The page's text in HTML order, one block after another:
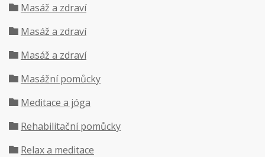
Masáž a zdraví
Masáž a zdraví
Masáž a zdraví
Masážní pomůcky
Meditace a jóga
Rehabilitační pomůcky
Relax a meditace